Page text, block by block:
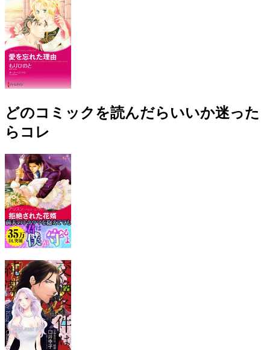
どのコミックを読んだらいいか迷った
らコレ